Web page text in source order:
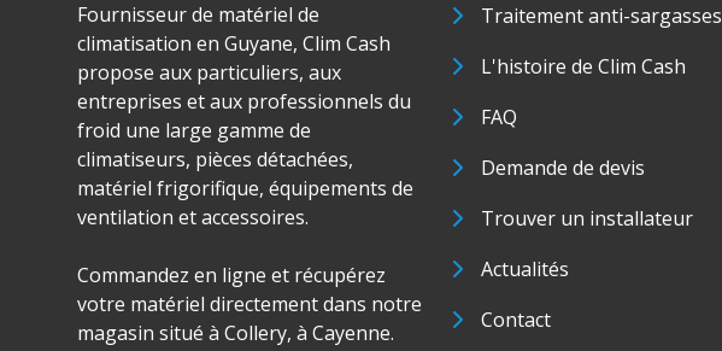
Fournisseur de matériel de
climatisation en Guyane, Clim Cash
propose aux particuliers, aux
entreprises et aux professionnels du
froid une large gamme de
climatiseurs, pièces détachées,
matériel frigorifique, équipements de
ventilation et accessoires.
Commandez en ligne et récupérez
votre matériel directement dans notre
magasin situé à Collery, à Cayenne.
Traitement anti-sargasses
L'histoire de Clim Cash
FAQ
Demande de devis
Trouver un installateur
Actualités
Contact